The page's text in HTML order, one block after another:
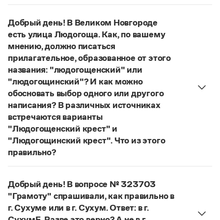
Справочники
Правила русской орфографии и пунктуации
Русский язык. Краткий теоретический курс
для школьников
Письмовник
Справочник по пунктуации
Словарь-справочник трудностей
Справочник по фразеологии
Азбучные истины
Словарь-справочник непростые слова
Все справочники портала
Журнал
Новости и события
Словарь методических терминов
Правильнее:на остров-град Свияжск.
Страница ответа
Добрый день! В Великом Новгороде
есть улица Людогоща. Как, по вашему
мнению, должно писаться
прилагательное, образованное от этого
названия: "людогощенский" или
"людогощинский"? И как можно
обосновать выбор одного или другого
написания? В различных источниках
встречаются варианты
"Людогощенский крест" и
"Людогощинский крест". Что из этого
правильно?
Есть орфографическое правило:
географических названий на -а(-я), пишется
суффикс -
инск-. Правильно:Людогоща—
людогощинский . Ср.:Балашиха —балашихинский
Добрый день! В вопросе № 323703
"Грамоту" спрашивали, как правильно в
г. Сухуме или в г. Сухум. Ответ: в г.